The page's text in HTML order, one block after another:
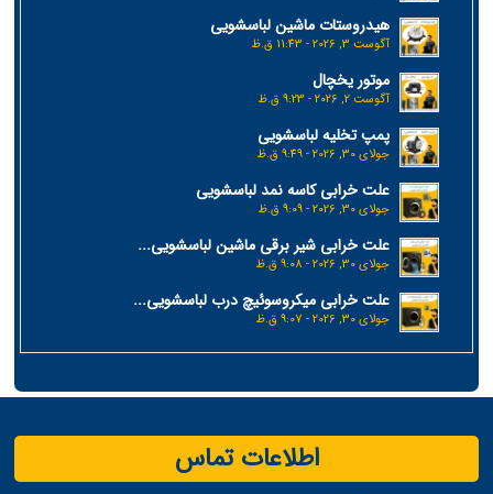
هیدروستات ماشین لباسشویی
آگوست 3, 2026 - 11:43 ق.ظ
موتور یخچال
آگوست 2, 2026 - 9:23 ق.ظ
پمپ تخلیه لباسشویی
جولای 30, 2026 - 9:49 ق.ظ
علت خرابی کاسه نمد لباسشویی
جولای 30, 2026 - 9:09 ق.ظ
علت خرابی شیر برقی ماشین لباسشویی...
جولای 30, 2026 - 9:08 ق.ظ
علت خرابی میکروسوئیچ درب لباسشویی...
جولای 30, 2026 - 9:07 ق.ظ
اطلاعات تماس